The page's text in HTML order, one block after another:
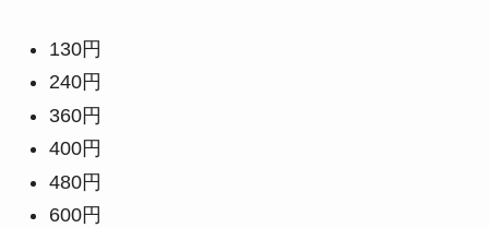
130円
240円
360円
400円
480円
600円